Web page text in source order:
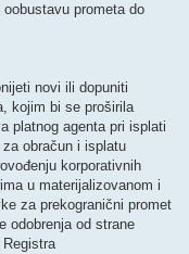
prometa do
novi ili dopuniti
kojim bi se proširila
platnog agenta pri isplati
obračun i isplatu
korporativnih
u materijalizovanom i
za prekogranični promet
odobrenja od strane